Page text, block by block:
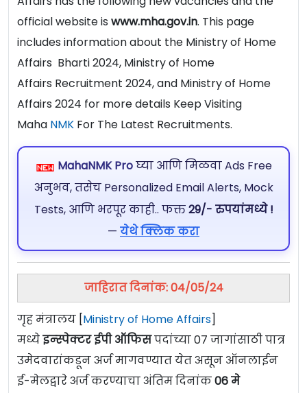
official website is www.mha.gov.in. This page
includes information about the Ministry of Home
Affairs Bharti 2024, Ministry of Home
Affairs Recruitment 2024, and Ministry of Home
Affairs 2024 for more details Keep Visiting
Maha NMK For The Latest Recruitments.
MahaNMK Proघ्या आणि मिळवा Ads Free
अनुभव, तसेच Personalized Email Alerts, Mock
Tests, आणि भरपूर काही.. फक्त29/- रुपयांमध्ये !
— येथे क्लिक करा
जाहिरात दिनांक: 04/05/24
गृह मंत्रालय [Ministry of Home Affairs]
मध्येइन्स्पेक्टर ईपी ऑफिसपदांच्या 07 जागांसाठी पात्र
उमेदवारांकडून अर्ज मागवण्यात येत असून ऑनलाईन
ई-मेलद्वारे अर्ज करण्याचा अंतिम दिनांक06 मे